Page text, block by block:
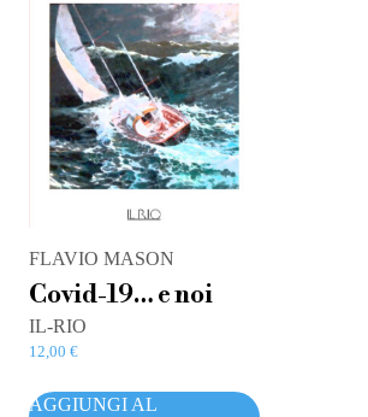
FLAVIO MASON
Covid-19… e noi
IL-RIO
12,00 €
AGGIUNGI AL